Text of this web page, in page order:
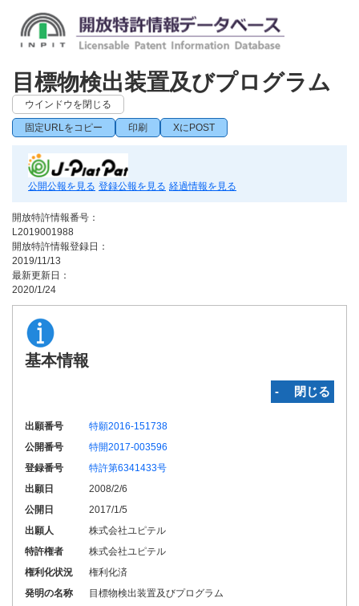
目標物検出装置及びプログラム
ウインドウを閉じる
固定URLをコピー 印刷 XにPOST
公開公報を見る 登録公報を見る 経過情報を見る
開放特許情報番号：
L2019001988
開放特許情報登録日：
2019/11/13
最新更新日：
2020/1/24
基本情報
‐ 閉じる
出願番号
特願2016-151738
公開番号
特開2017-003596
登録番号
特許第6341433号
出願日
2008/2/6
公開日
2017/1/5
出願人
株式会社ユピテル
特許権者
株式会社ユピテル
権利化状況
権利化済
発明の名称
目標物検出装置及びプログラム